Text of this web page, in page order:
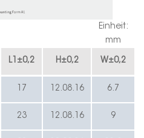
Einheit:
mm
L1 ±0,2 H ±0,2 W±0,2
17 12.08.16 6.7
23 12.08.16 9